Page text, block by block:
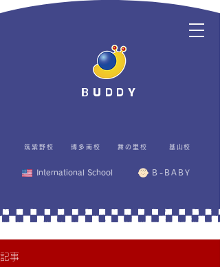
BUDDY
筑紫野校 博多南校 舞の里校 基山校
International School B-BABY
記事